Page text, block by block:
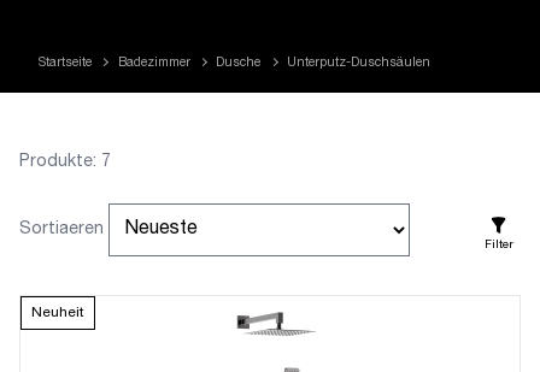
Startseite Badezimmer Dusche Unterputz-Duschsäulen
Produkte: 7
Sortiaeren
Filter
Neuheit